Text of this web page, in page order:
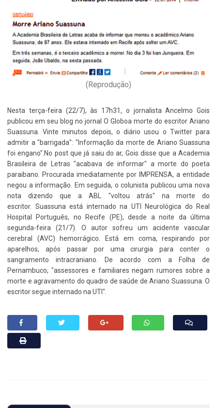
(Reprodução)
Nesta terça-feira (22/7), às 17h31, o jornalista Ancelmo Gois
publicou em seu blog no jornal O Globoa morte do escritor Ariano
Suassuna. Vinte minutos depois, o diário usou o Twitter para
admitir a "barrigada": "Informação da morte de Ariano Suassuna
foi engano".No post que já saiu do ar, Gois disse que a Academia
Brasileira de Letras "acabava de informar" a morte do poeta
paraibano. Procurada imediatamente por IMPRENSA, a entidade
negou a informação. Em seguida, o colunista publicou uma nova
nota dizendo que a ABL "voltou atrás" na morte do
escritor. Suassuna está internado na UTI Neurológica do Real
Hospital Português, no Recife (PE), desde a noite da última
segunda-feira (21/7). O autor sofreu um acidente vascular
cerebral (AVC) hemorrágico. Está em coma, respirando por
aparelhos, após passar por uma cirurgia para conter o
sangramento intracraniano. De acordo com a Folha de
Pernambuco, "assessores e familiares negam rumores sobre a
morte e agravamento do quadro de saúde de Ariano Suassuna. O
escritor segue internado na UTI".